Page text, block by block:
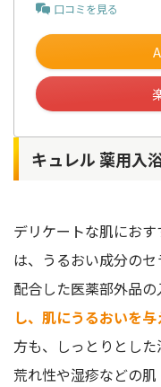
口コミを見る
キュレル 薬用入
デリケートな肌におす
は、うるおい成分の
配合した医薬部外品の
し、肌にうるおいを与
方も、しっとりとした
荒れ性や湿疹などの